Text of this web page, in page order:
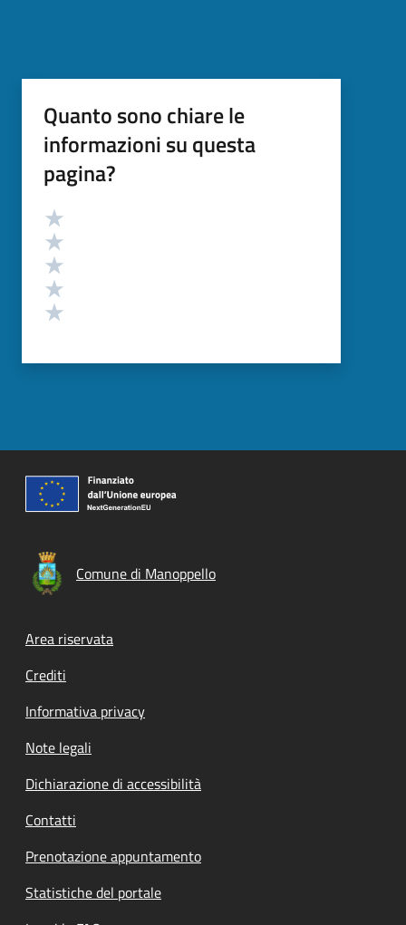
Quanto sono chiare le
informazioni su questa
pagina?
Valutazione
Comune di Manoppello
Footer menu
Area riservata
Crediti
Informativa privacy
Note legali
Dichiarazione di accessibilità
Contatti
Prenotazione appuntamento
Statistiche del portale